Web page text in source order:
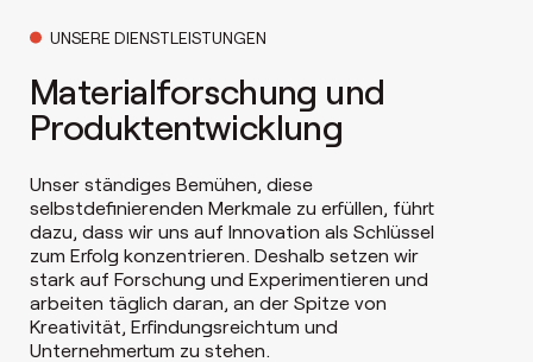
UNSERE DIENSTLEISTUNGEN
Materialforschung und
Produktentwicklung
Unser ständiges Bemühen, diese
selbstdefinierenden Merkmale zu erfüllen, führt
dazu, dass wir uns auf Innovation als Schlüssel
zum Erfolg konzentrieren. Deshalb setzen wir
stark auf Forschung und Experimentieren und
arbeiten täglich daran, an der Spitze von
Kreativität, Erfindungsreichtum und
Unternehmertum zu stehen.